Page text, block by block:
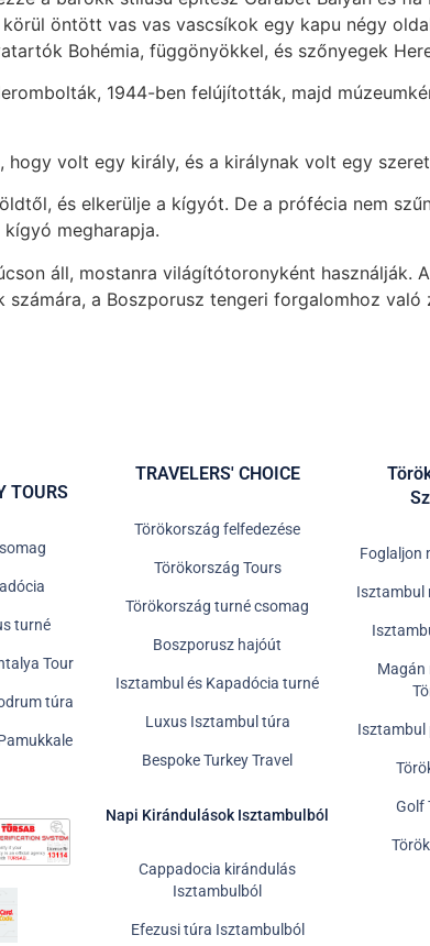
öntött vas vas vascsíkok egy kapu négy
Bohémia, függönyökkel, és szőnyegek
1944-ben felújították, majd
volt egy király, és a királynak volt egy
és elkerülje a kígyót. De a prófécia nem
megharapja.
áll, mostanra világítótoronyként használják.
a Boszporusz tengeri forgalomhoz
TOURS
turné
Tour
túra
TRAVELERS' CHOICE
Törökország felfedezése
Törökország Tours
Törökország turné csomag
Boszporusz hajóút
Isztambul és Kapadócia turné
Luxus Isztambul túra
Bespoke Turkey Travel
Napi Kirándulások Isztambulból
Cappadocia kirándulás
Isztambulból
Efezusi túra Isztambulból
Foglaljon
Isztambul
Magán
Isztambul
Golf